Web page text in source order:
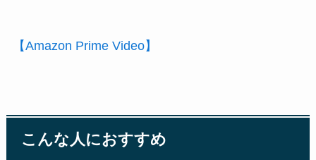
【Amazon Prime Video】
こんな人におすすめ